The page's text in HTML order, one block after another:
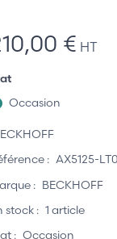
€ HT
Occasion
: AX5125-
: BECKHOFF
stock : 1 article
: Occasion